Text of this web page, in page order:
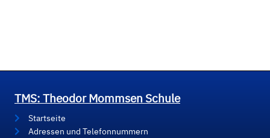
TMS: Theodor Mommsen Schule
Startseite
Adressen und Telefonnummern